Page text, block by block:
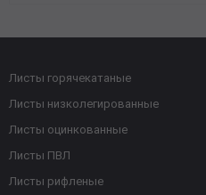
Листы горячекатаные
Листы низколегированные
Листы оцинкованные
Листы ПВЛ
Листы рифленые